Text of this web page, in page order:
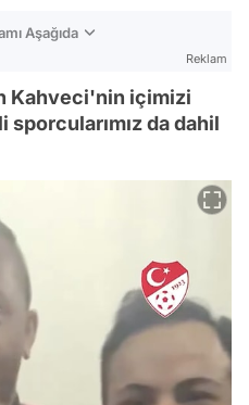
Aşağıda
Reklam
Kahveci'nin içimizi
sporcularımız da dahil